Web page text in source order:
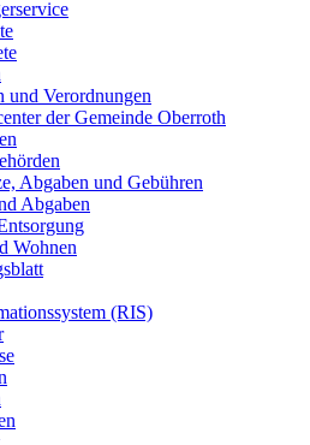
und Verordnungen
der Gemeinde Oberroth
Abgaben und Gebühren
Abgaben
Wohnen
(RIS)